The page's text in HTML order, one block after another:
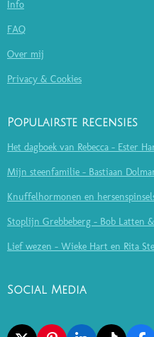
Info
FAQ
Over mij
Privacy & Cookies
Populairste recensies
Het dagboek van Rebecca - Ester
Mijn steenfamilie - Bastiaan
Knuffelhormonen en
Stoplijn Grebbeberg - Bob Latten &
Lief wezen - Wieke Hart en Rita
Social Media